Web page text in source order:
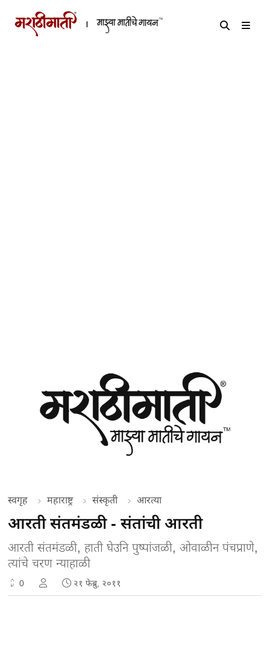
स्वगृह महाराष्ट्र संस्कृती आरत्या
आरती संतमंडळी - संतांची आरती
आरती संतमंडळी, हाती घेउनि पुष्पांजळी, ओवाळीन पंचप्राणे,
त्यांचे चरण न्याहाळी
0 २१ फेब्रु, २०११